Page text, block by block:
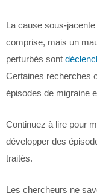
La cause sous-
comprise, mais un
perturbés sont
Certaines recherches
épisodes de migraine
Continuez à lire pour
développer des
traités.
Les chercheurs ne